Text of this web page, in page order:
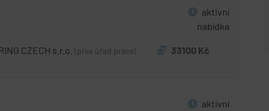
aktivní
nabídka
CZECH s.r.o. (přes úřad práce) 33100 Kč
aktivní